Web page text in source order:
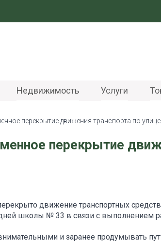
Недвижимость Услуги
перекрытие движения транспорта по
перекрытие
движение транспортных
школы № 33 в связи с выполнением
и заранее продумывать